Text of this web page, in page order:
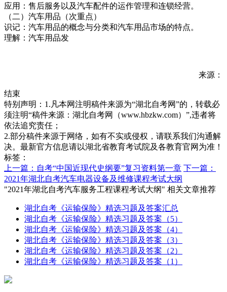
应用：售后服务以及汽车配件的运作管理和连锁经营。
（二）汽车用品（次重点）
识记：汽车用品的概念与分类和汽车用品市场的特点。
理解：汽车用品发
来源：
结束
特别声明：1.凡本网注明稿件来源为“湖北自考网”的，转载必
须注明“稿件来源：湖北自考网（www.hbzkw.com）”,违者将
依法追究责任；
2.部分稿件来源于网络，如有不实或侵权，请联系我们沟通解
决。最新官方信息请以湖北省教育考试院及各教育官网为准！
标签：
上一篇：自考“中国近现代史纲要”复习资料第一章 下一篇：
2021年湖北自考汽车电器设备及维修课程考试大纲
"2021年湖北自考汽车服务工程课程考试大纲" 相关文章推荐
湖北自考《运输保险》精选习题及答案汇总
湖北自考《运输保险》精选习题及答案（5）
湖北自考《运输保险》精选习题及答案（4）
湖北自考《运输保险》精选习题及答案（3）
湖北自考《运输保险》精选习题及答案（2）
湖北自考《运输保险》精选习题及答案（1）